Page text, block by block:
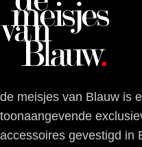
de meisjes van Blauw is
toonaangevende
accessoires gevestigd in